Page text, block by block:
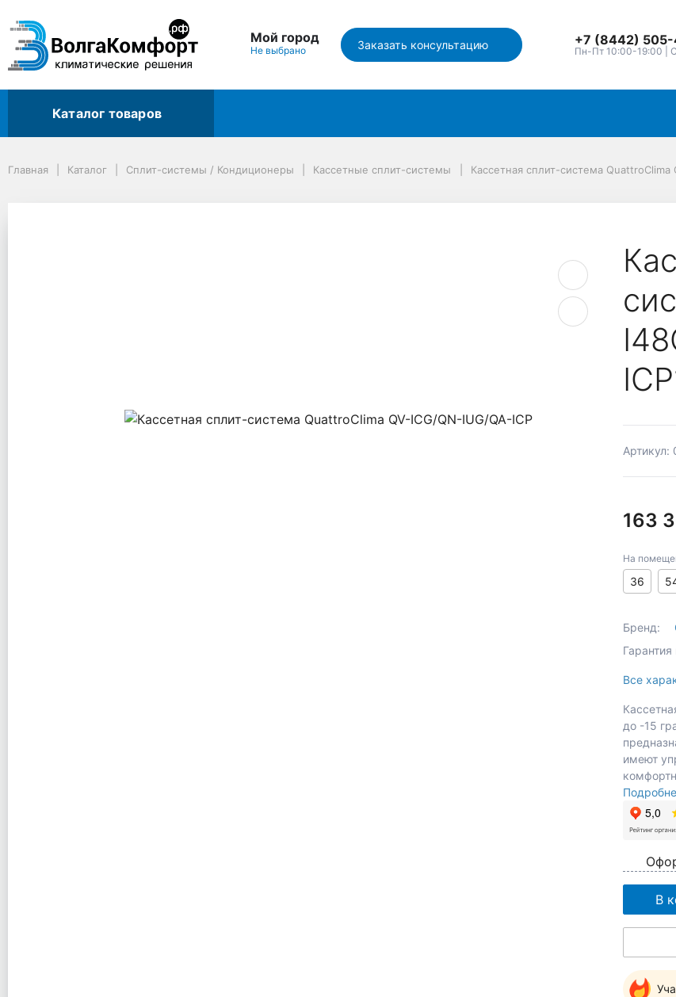
Мой город
Не выбрано Заказать консультацию +7 (8442)
Пн-Пт 10:00-19:00 |
Каталог товаров
Кассетные сплит-системы
Кассетная сплит-система QuattroClima QV-ICG/QN-IUG/QA-ICP
Главная Каталог Сплит-системы / Кондиционеры Кассетные сплит-системы Кассетная сплит-система QuattroClima
Артикул:
163
На
36
Бренд:
Все
до -15
имеют
В